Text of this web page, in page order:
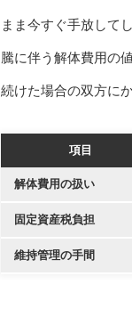
まま今すぐ手放して
騰に伴う解体費用の
続けた場合の双方に
項目
解体費用の扱い
固定資産税負担
維持管理の手間